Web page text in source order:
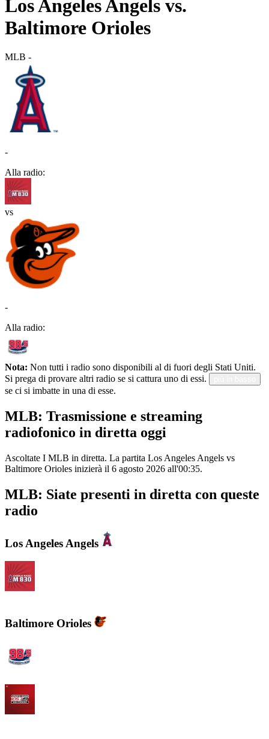
Los Angeles Angels vs.
Baltimore Orioles
MLB -
-
Alla radio:
vs
-
Alla radio:
Nota: Non tutti i radio sono disponibili al di fuori degli Stati Uniti.
Si prega di provare altri radio se si cattura uno di essi.
se ci si imbatte in una di esse.
MLB: Trasmissione e streaming
radiofonico in diretta oggi
Ascoltate I MLB in diretta. La partita Los Angeles Angels vs
Baltimore Orioles inizierà il 6 agosto 2026 all'00:35.
MLB: Siate presenti in diretta con queste
radio
Los Angeles Angels
Baltimore Orioles